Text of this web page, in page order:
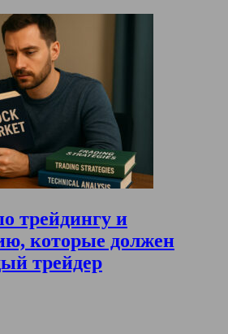
трейдингу и
которые должен
трейдер